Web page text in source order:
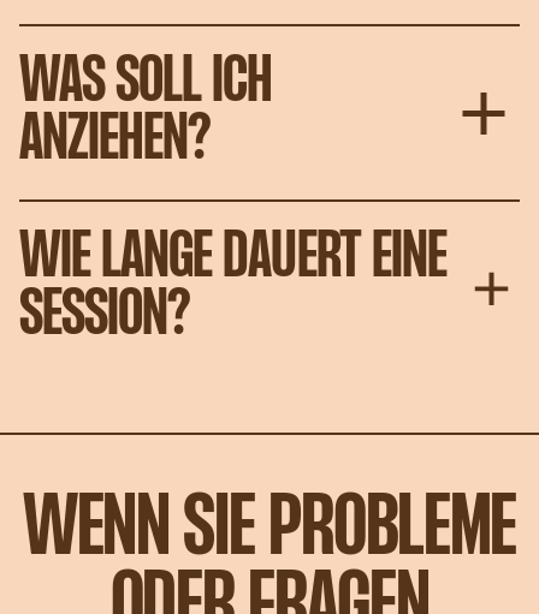
WAS SOLL ICH
ANZIEHEN?
WIE LANGE DAUERT EINE
SESSION?
WENN SIE PROBLEME